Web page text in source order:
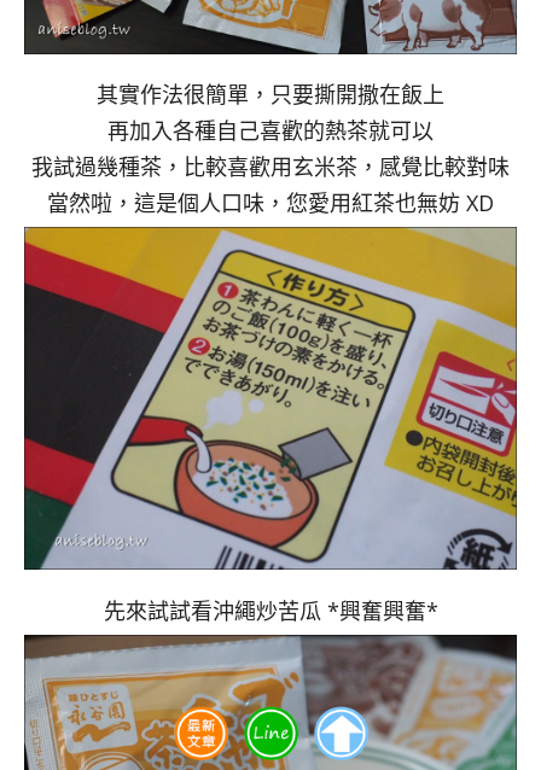
其實作法很簡單，只要撕開撒在飯上
再加入各種自己喜歡的熱茶就可以
我試過幾種茶，比較喜歡用玄米茶，感覺比較對味
當然啦，這是個人口味，您愛用紅茶也無妨 XD
先來試試看沖繩炒苦瓜 *興奮興奮*